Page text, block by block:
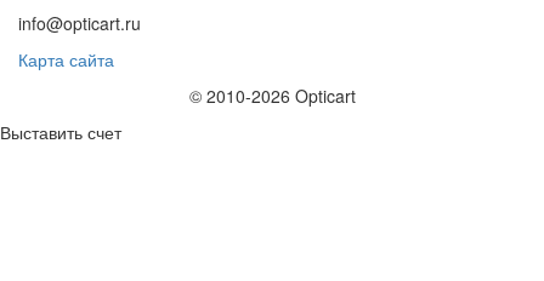
info@opticart.ru
Карта сайта
© 2010-2026 Opticart
Выставить счет